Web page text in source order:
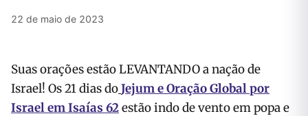
22 de maio de 2023
Suas orações estão LEVANTANDO a nação de
Israel! Os 21 dias doJejum e Oração Global por
Israel em Isaías 62estão indo de vento em popa e